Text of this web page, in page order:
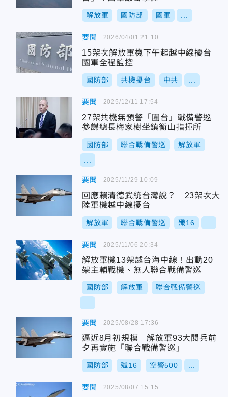
解放軍 國防部 國軍
要聞
15架次解放軍機下午起越中線擾台
國軍全程監控
國防部 共機擾台 中共
2026/04/01 21:10
要聞
27架共機無預警「圍台」戰備警巡
參謀總長梅家樹坐鎮衡山指揮所
國防部 聯合戰備警巡 解放軍
2025/12/11 17:54
要聞
回應賴清德武統台灣說？ 23架次大
陸軍機越中線擾台
解放軍 聯合戰備警巡 殲16
2025/11/29 10:09
要聞
解放軍機13架越台海中線！出動20
架主輔戰機、無人聯合戰備警巡
國防部 解放軍 聯合戰備警巡
2025/11/06 20:34
要聞
逼近8月初規模 解放軍93大閱兵前
夕再實施「聯合戰備警巡」
國防部 殲16 空警500
2025/08/28 17:36
要聞 2025/08/07 15:15